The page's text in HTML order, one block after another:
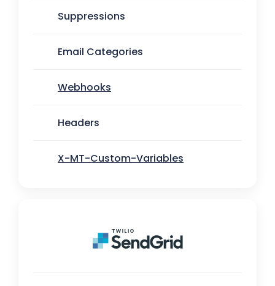
Suppressions
Email Categories
Webhooks
Headers
X-MT-Custom-Variables